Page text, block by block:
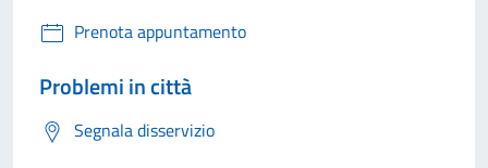
Prenota appuntamento
Problemi in città
Segnala disservizio